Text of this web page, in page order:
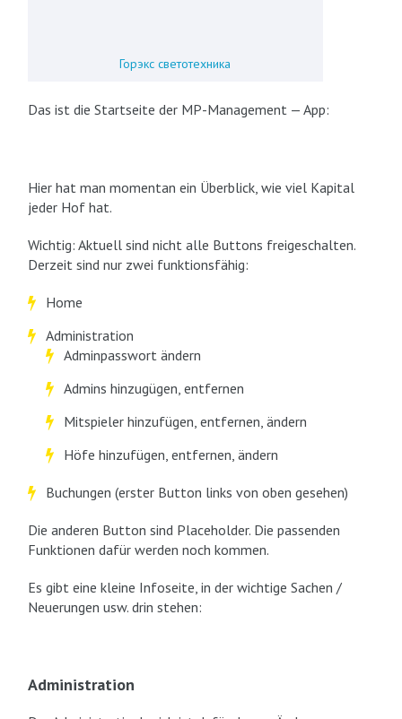
Горэкс светотехника
Das ist die Startseite der MP-Management — App:
Hier hat man momentan ein Überblick, wie viel Kapital
jeder Hof hat.
Wichtig: Aktuell sind nicht alle Buttons freigeschalten.
Derzeit sind nur zwei funktionsfähig:
Home
Administration
Adminpasswort ändern
Admins hinzugügen, entfernen
Mitspieler hinzufügen, entfernen, ändern
Höfe hinzufügen, entfernen, ändern
Buchungen (erster Button links von oben gesehen)
Die anderen Button sind Placeholder. Die passenden
Funktionen dafür werden noch kommen.
Es gibt eine kleine Infoseite, in der wichtige Sachen /
Neuerungen usw. drin stehen:
Administration